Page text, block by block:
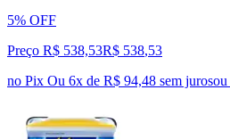
5% OFF
Preço R$ 538,53R$ 538,53
no Pix Ou 6x de R$ 94,48 sem jurosou